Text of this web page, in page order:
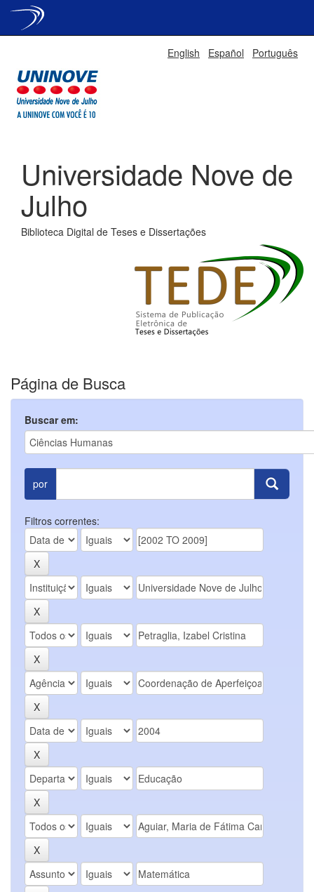
English Español Português
Universidade Nove de
Julho
Biblioteca Digital de Teses e Dissertações
Página de Busca
Buscar em:
por
Filtros correntes: